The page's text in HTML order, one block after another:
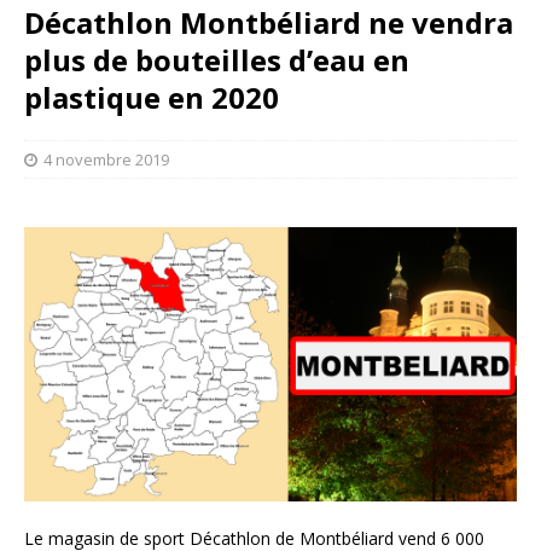
Décathlon Montbéliard ne vendra
plus de bouteilles d’eau en
plastique en 2020
4 novembre 2019
Le magasin de sport Décathlon de Montbéliard vend 6 000